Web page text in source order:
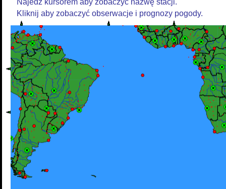
Najedź kursorem aby zobaczyć nazwę stacji.
Kliknij aby zobaczyć obserwacje i prognozy pogody.